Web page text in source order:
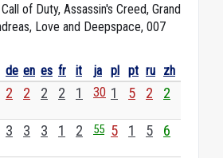
of Duty, Assassin's Creed, Grand
Love and Deepspace, 007
de en es fr it ja pl pt ru zh
2 2 2 2 1 30 1 5 2 2
3 3 3 1 2 55 5 1 5 6